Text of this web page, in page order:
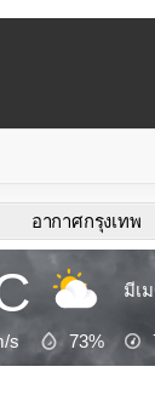
อากาศกรุงเทพ
มีเ
s 73%